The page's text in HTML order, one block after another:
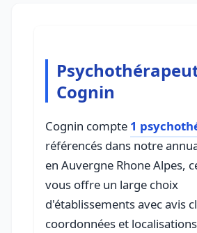
Cognin
Cognin compte 1
référencés dans notre
en Auvergne Rhone Alpes,
vous offre un large choix
d'établissements avec avis
coordonnées et